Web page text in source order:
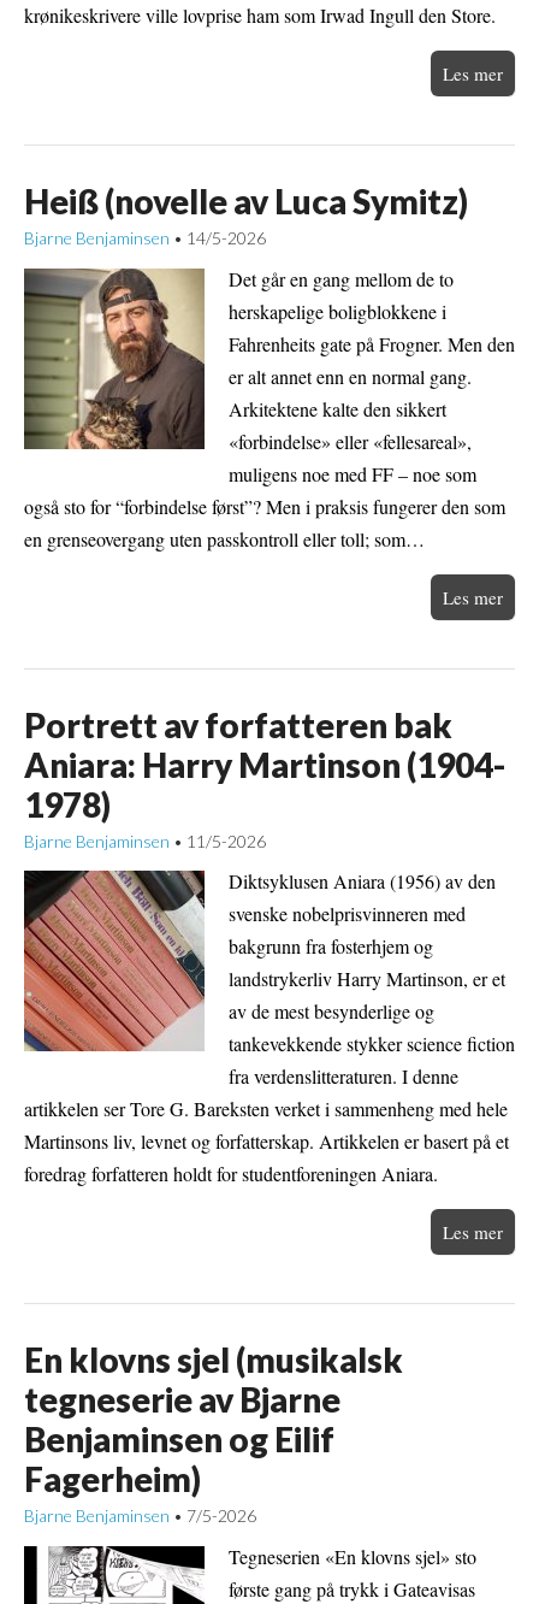
krønikeskrivere ville lovprise ham som Irwad Ingull den Store.
Les mer
Heiß (novelle av Luca Symitz)
Bjarne Benjaminsen • 14/5-2026
Det går en gang mellom de to
herskapelige boligblokkene i
Fahrenheits gate på Frogner. Men den
er alt annet enn en normal gang.
Arkitektene kalte den sikkert
«forbindelse» eller «fellesareal»,
muligens noe med FF – noe som
også sto for “forbindelse først”? Men i praksis fungerer den som
en grenseovergang uten passkontroll eller toll; som…
Les mer
Portrett av forfatteren bak
Aniara: Harry Martinson (1904-
1978)
Bjarne Benjaminsen • 11/5-2026
Diktsyklusen Aniara (1956) av den
svenske nobelprisvinneren med
bakgrunn fra fosterhjem og
landstrykerliv Harry Martinson, er et
av de mest besynderlige og
tankevekkende stykker science fiction
fra verdenslitteraturen. I denne
artikkelen ser Tore G. Bareksten verket i sammenheng med hele
Martinsons liv, levnet og forfatterskap. Artikkelen er basert på et
foredrag forfatteren holdt for studentforeningen Aniara.
Les mer
En klovns sjel (musikalsk
tegneserie av Bjarne
Benjaminsen og Eilif
Fagerheim)
Bjarne Benjaminsen • 7/5-2026
Tegneserien «En klovns sjel» sto
første gang på trykk i Gateavisas